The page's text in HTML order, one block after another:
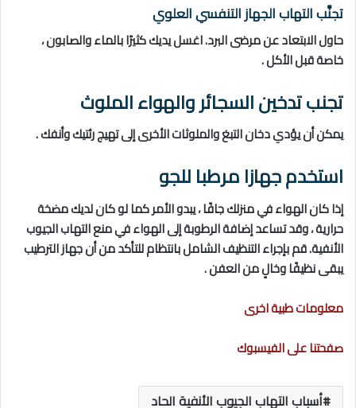
تجنَّب التهاب الجهاز التنفسي العلوي
حاول الابتعاد عن مرضى البرد. اغسل يديك كثيرًا بالماء والصابون ،
خاصة قبل الأكل .
تجنب تدخين السجائر والهواء الملوث
يمكن أن يؤدي دخان التبغ والملوثات الأخرى إلى تهيج رئتيك وأنفك .
استخدم جهازا مرطبا للجو
إذا كان الهواء في منزلك جافًا ، يبدو الأمر كما لو كان لديك مضخة
حرارية ، وقد تساعد إضافة الرطوبة إلى الهواء في منع التهاب الجيوب
الأنفية. قم بإجراء التنظيف الشامل بانتظام للتأكد من أن جهاز الترطيب
يبقى نظيفًا وخالٍ من العفن .
معلومات طبية اخرى
صفحتنا على الفيسبوك
أسباب التهاب الجيوب الأنفية الحاد